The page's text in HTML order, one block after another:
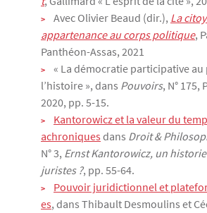
Avec Olivier Beaud (dir.), La
appartenance au corps politique,
Panthéon-Assas, 2021
« La démocratie participative au
l’histoire », dans Pouvoirs, N° 175,
2020, pp. 5-15.
Kantorowicz et la valeur du
achroniques dans Droit &
N° 3, Ernst Kantorowicz, un
juristes ?, pp. 55-64.
Pouvoir juridictionnel et
es, dans Thibault Desmoulins et